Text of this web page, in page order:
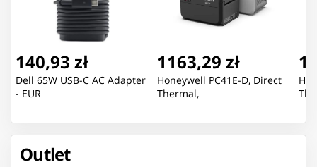
140,93 zł
Dell 65W USB-C AC Adapter
- EUR
1163,29 zł
Honeywell PC41E-D, Direct
Thermal,
Outlet